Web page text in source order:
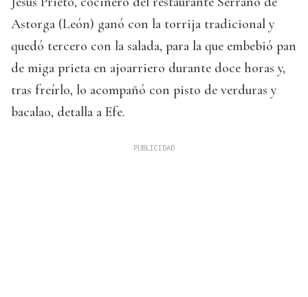
Astorga (León) ganó con la torrija tradicional y
quedó tercero con la salada, para la que embebió pan
de miga prieta en ajoarriero durante doce horas y,
tras freírlo, lo acompañó con pisto de verduras y
bacalao, detalla a Efe.